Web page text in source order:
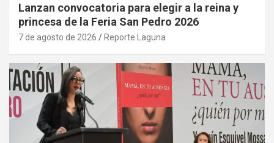
Lanzan convocatoria para elegir a la reina y
princesa de la Feria San Pedro 2026
7 de agosto de 2026 Reporte Laguna